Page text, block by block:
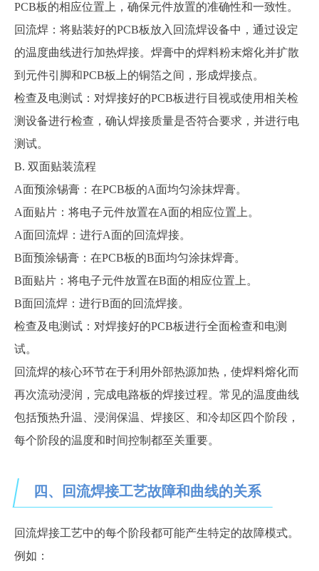
PCB板的相应位置上，确保元件放置的准确性和一致性。
回流焊：将贴装好的PCB板放入回流焊设备中，通过设定
的温度曲线进行加热焊接。焊膏中的焊料粉末熔化并扩散
到元件引脚和PCB板上的铜箔之间，形成焊接点。
检查及电测试：对焊接好的PCB板进行目视或使用相关检
测设备进行检查，确认焊接质量是否符合要求，并进行电
测试。
B. 双面贴装流程
A面预涂锡膏：在PCB板的A面均匀涂抹焊膏。
A面贴片：将电子元件放置在A面的相应位置上。
A面回流焊：进行A面的回流焊接。
B面预涂锡膏：在PCB板的B面均匀涂抹焊膏。
B面贴片：将电子元件放置在B面的相应位置上。
B面回流焊：进行B面的回流焊接。
检查及电测试：对焊接好的PCB板进行全面检查和电测
试。
回流焊的核心环节在于利用外部热源加热，使焊料熔化而
再次流动浸润，完成电路板的焊接过程。常见的温度曲线
包括预热升温 浸润保温、 焊接区 、和冷却区 四个阶段，
每个阶段的温度和时间控制都至关重要。
四、回流焊接工艺故障和曲线的关系
回流焊接工艺中的每个阶段都可能产生特定的故障模式。
例如：